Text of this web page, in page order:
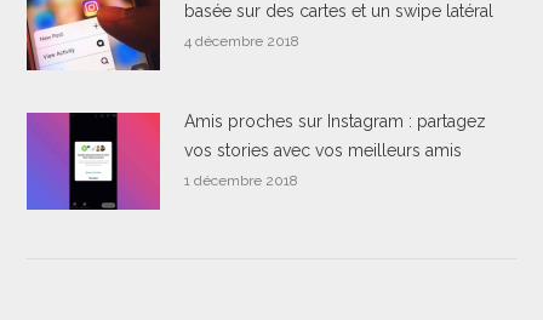
basée sur des cartes et un swipe latéral
4 décembre 2018
Amis proches sur Instagram : partagez
vos stories avec vos meilleurs amis
1 décembre 2018